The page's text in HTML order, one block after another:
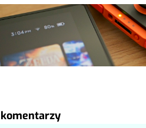
komentarzy